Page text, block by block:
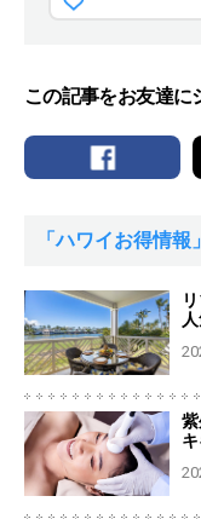
この記事をお友達に
「ハワイお得情報